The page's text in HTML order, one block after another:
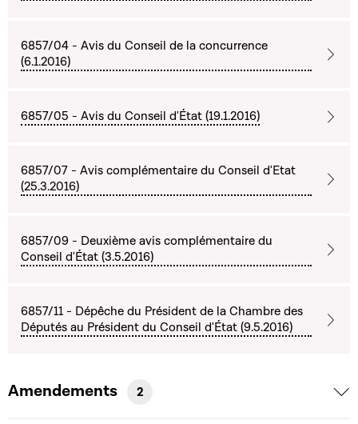
6857/04 - Avis du Conseil de la concurrence
(6.1.2016)
6857/05 - Avis du Conseil d'État (19.1.2016)
6857/07 - Avis complémentaire du Conseil d'Etat
(25.3.2016)
6857/09 - Deuxième avis complémentaire du
Conseil d'État (3.5.2016)
6857/11 - Dépêche du Président de la Chambre des
Députés au Président du Conseil d'État (9.5.2016)
Amendements 2